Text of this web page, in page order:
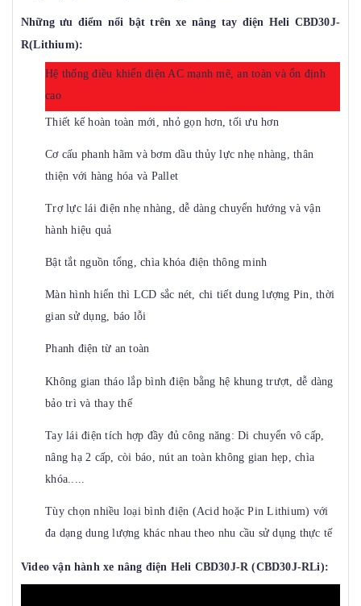
Những ưu điểm nổi bật trên xe nâng tay điện Heli CBD30J-
R(Lithium):
Hệ thống điều khiển điện AC mạnh mẽ, an toàn và ổn định
cao
Thiết kế hoàn toàn mới, nhỏ gọn hơn, tối ưu hơn
Cơ cấu phanh hãm và bơm dầu thủy lực nhẹ nhàng, thân
thiện với hàng hóa và Pallet
Trợ lực lái điện nhẹ nhàng, dễ dàng chuyển hướng và vận
hành hiệu quả
Bật tắt nguồn tổng, chìa khóa điện thông minh
Màn hình hiển thì LCD sắc nét, chi tiết dung lượng Pin, thời
gian sử dụng, báo lỗi
Phanh điện từ an toàn
Không gian tháo lắp bình điện bằng hệ khung trượt, dễ dàng
bảo trì và thay thế
Tay lái điện tích hợp đầy đủ công năng: Di chuyển vô cấp,
nâng hạ 2 cấp, còi báo, nút an toàn không gian hẹp, chìa
khóa.....
Tùy chọn nhiều loại bình điện (Acid hoặc Pin Lithium) với
đa dạng dung lượng khác nhau theo nhu cầu sử dụng thực tế
Video vận hành xe nâng điện Heli CBD30J-R (CBD30J-RLi):